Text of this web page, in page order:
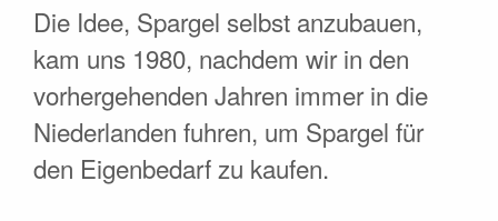
Die Idee, Spargel selbst anzubauen,
kam uns 1980, nachdem wir in den
vorhergehenden Jahren immer in die
Niederlanden fuhren, um Spargel für
den Eigenbedarf zu kaufen.